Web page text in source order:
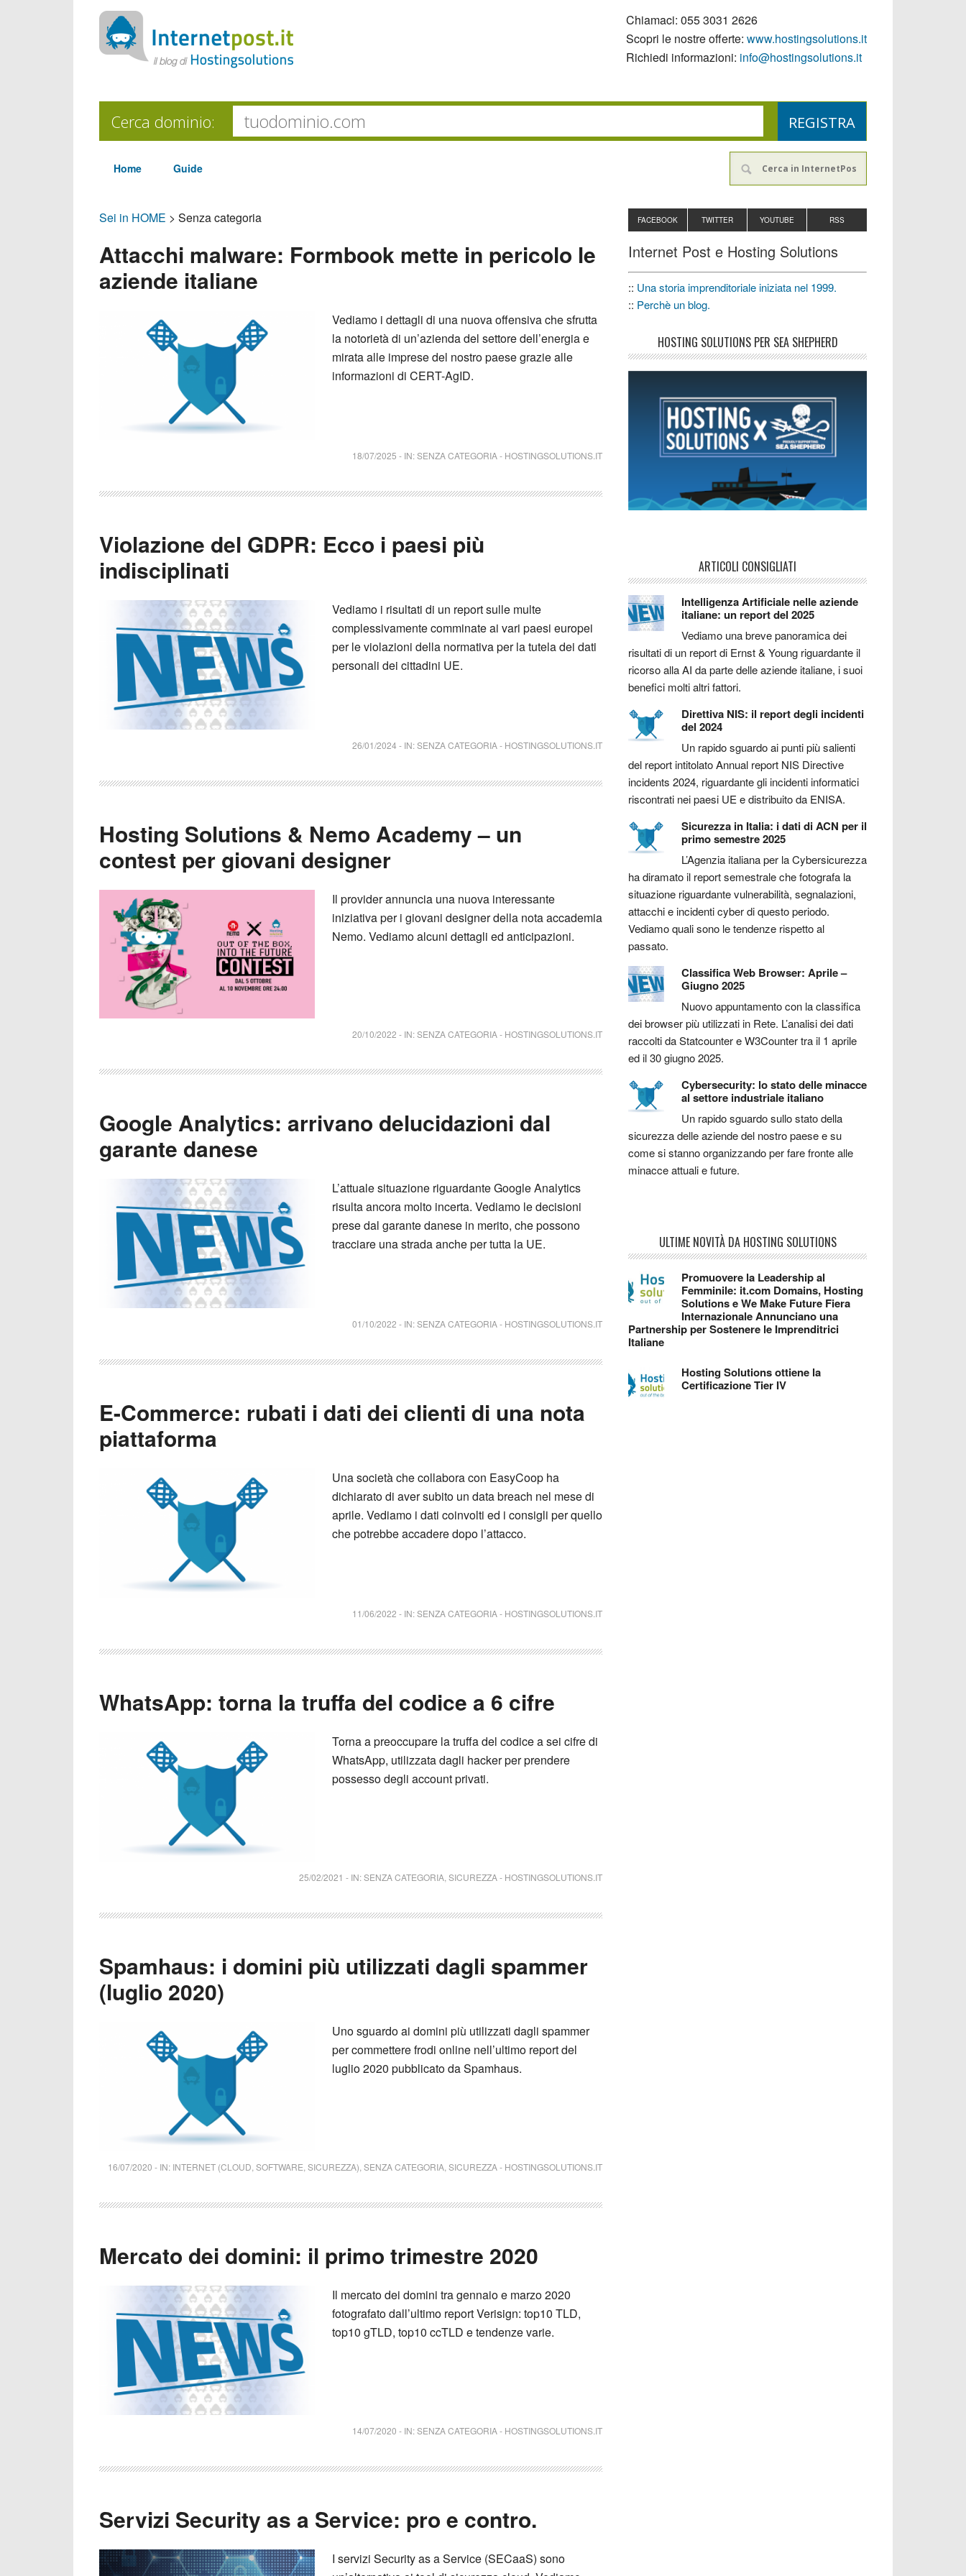
Chiamaci: 055 3031 2626
Scopri le nostre offerte: www.hostingsolutions.it
Richiedi informazioni: info@hostingsolutions.it
Cerca dominio:
Home Guide
Sei in HOME > Senza categoria
Attacchi malware: Formbook mette in pericolo le
aziende italiane
Vediamo i dettagli di una nuova offensiva che sfrutta
la notorietà di un’azienda del settore dell’energia e
mirata alle imprese del nostro paese grazie alle
informazioni di CERT-AgID.
18/07/2025 - IN:SENZA CATEGORIA- HOSTINGSOLUTIONS.IT
Violazione del GDPR: Ecco i paesi più
indisciplinati
Vediamo i risultati di un report sulle multe
complessivamente comminate ai vari paesi europei
per le violazioni della normativa per la tutela dei dati
personali dei cittadini UE.
26/01/2024 - IN:SENZA CATEGORIA- HOSTINGSOLUTIONS.IT
Hosting Solutions & Nemo Academy – un
contest per giovani designer
Il provider annuncia una nuova interessante
iniziativa per i giovani designer della nota accademia
Nemo. Vediamo alcuni dettagli ed anticipazioni.
20/10/2022 - IN:SENZA CATEGORIA- HOSTINGSOLUTIONS.IT
Google Analytics: arrivano delucidazioni dal
garante danese
L’attuale situazione riguardante Google Analytics
risulta ancora molto incerta. Vediamo le decisioni
prese dal garante danese in merito, che possono
tracciare una strada anche per tutta la UE.
01/10/2022 - IN:SENZA CATEGORIA- HOSTINGSOLUTIONS.IT
E-Commerce: rubati i dati dei clienti di una nota
piattaforma
Una società che collabora con EasyCoop ha
dichiarato di aver subito un data breach nel mese di
aprile. Vediamo i dati coinvolti ed i consigli per quello
che potrebbe accadere dopo l’attacco.
11/06/2022 - IN:SENZA CATEGORIA- HOSTINGSOLUTIONS.IT
WhatsApp: torna la truffa del codice a 6 cifre
Torna a preoccupare la truffa del codice a sei cifre di
WhatsApp, utilizzata dagli hacker per prendere
possesso degli account privati.
25/02/2021 - IN:SENZA CATEGORIA SICUREZZA- HOSTINGSOLUTIONS.IT
Spamhaus: i domini più utilizzati dagli spammer
(luglio 2020)
Uno sguardo ai domini più utilizzati dagli spammer
per commettere frodi online nell’ultimo report del
luglio 2020 pubblicato da Spamhaus.
16/07/2020 - IN: INTERNET (CLOUD, SOFTWARE, SICUREZZA) SENZA CATEGORIA SICUREZZA- HOSTINGSOLUTIONS.IT
Mercato dei domini: il primo trimestre 2020
Il mercato dei domini tra gennaio e marzo 2020
fotografato dall’ultimo report Verisign: top10 TLD,
top10 gTLD, top10 ccTLD e tendenze varie.
14/07/2020 - IN:SENZA CATEGORIA- HOSTINGSOLUTIONS.IT
Servizi Security as a Service: pro e contro.
I servizi Security as a Service (SECaaS) sono
FACEBOOK TWITTER YOUTUBE RSS
Internet Post e Hosting Solutions
:: Una storia imprenditoriale iniziata nel 1999.
:: Perchè un blog.
HOSTING SOLUTIONS PER SEA SHEPHERD
ARTICOLI CONSIGLIATI
Intelligenza Artificiale nelle aziende
italiane: un report del 2025
Vediamo una breve panoramica dei
risultati di un report di Ernst & Young riguardante il
ricorso alla AI da parte delle aziende italiane, i suoi
benefici molti altri fattori.
Direttiva NIS: il report degli incidenti
del 2024
Un rapido sguardo ai punti più salienti
del report intitolato Annual report NIS Directive
incidents 2024, riguardante gli incidenti informatici
riscontrati nei paesi UE e distribuito da ENISA.
Sicurezza in Italia: i dati di ACN per il
primo semestre 2025
L’Agenzia italiana per la Cybersicurezza
ha diramato il report semestrale che fotografa la
situazione riguardante vulnerabilità, segnalazioni,
attacchi e incidenti cyber di questo periodo.
Vediamo quali sono le tendenze rispetto al
passato.
Classifica Web Browser: Aprile –
Giugno 2025
Nuovo appuntamento con la classifica
dei browser più utilizzati in Rete. L’analisi dei dati
raccolti da Statcounter e W3Counter tra il 1 aprile
ed il 30 giugno 2025.
Cybersecurity: lo stato delle minacce
al settore industriale italiano
Un rapido sguardo sullo stato della
sicurezza delle aziende del nostro paese e su
come si stanno organizzando per fare fronte alle
minacce attuali e future.
ULTIME NOVITÀ DA HOSTING SOLUTIONS
Promuovere la Leadership al
Femminile: it.com Domains, Hosting
Solutions e We Make Future Fiera
Internazionale Annunciano una
Partnership per Sostenere le Imprenditrici
Italiane
Hosting Solutions ottiene la
Certificazione Tier IV